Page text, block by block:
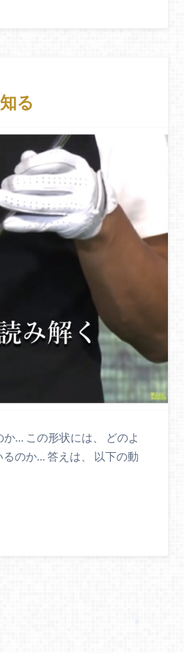
る
… この形状には、 どのよ
のか… 答えは、 以下の動